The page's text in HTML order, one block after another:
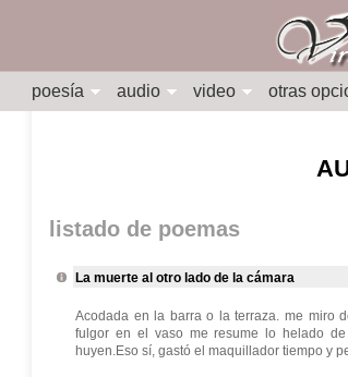
poesía audio video otras
listado de poemas
La muerte al otro lado de la cámara
Acodada en la barra o la terraza. me miro
fulgor en el vaso me resume lo helado
huyen.Eso sí, gastó el maquillador tiempo y